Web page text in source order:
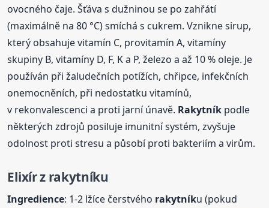
ovocného čaje. Šťáva s dužninou se po zahřátí
(maximálně na 80 °C) smíchá s cukrem. Vznikne sirup,
který obsahuje vitamín C, provitamín A, vitamíny
skupiny B, vitamíny D, F, K a P, železo a až 10 % oleje. Je
používán při žaludečních potížích, chřipce, infekčních
onemocněních, při nedostatku vitamínů,
v rekonvalescenci a proti jarní únavě. Rakytník podle
některých zdrojů posiluje imunitní systém, zvyšuje
odolnost proti stresu a působí proti bakteriím a virům.
Elixír z rakytníku
Ingredience: 1-2 lžíce čerstvého rakytníku (pokud